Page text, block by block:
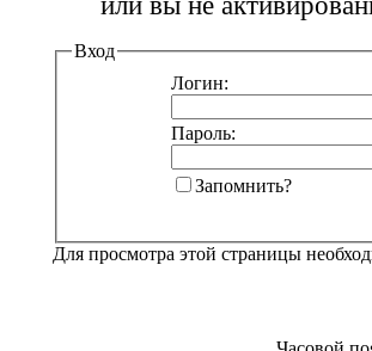
Вход
Логин:
Пароль:
Запомнить?
Для просмотра этой страницы